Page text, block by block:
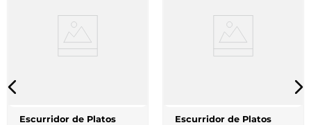
Escurridor de Platos
Escurridor de Platos